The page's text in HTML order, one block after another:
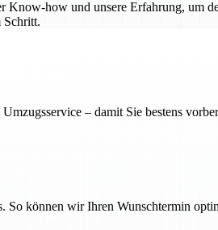
Know-how und unsere Erfahrung,
Schritt.
– damit Sie bestens
So können wir Ihren Wunschtermin